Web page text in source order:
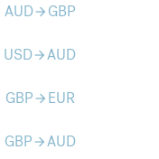
AUDarrow_forward GBP
USDarrow_forwardAUD
GBParrow_forward EUR
GBParrow_forwardAUD